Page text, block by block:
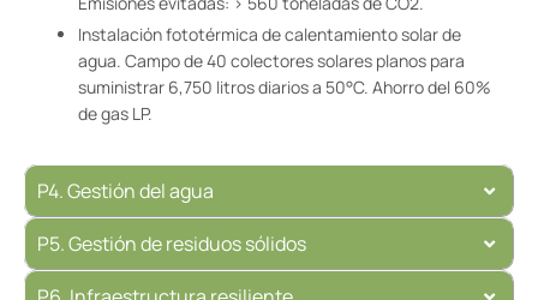
Instalación fototérmica de calentamiento solar de
agua. Campo de 40 colectores solares planos para
suministrar 6,750 litros diarios a 50°C. Ahorro del 60%
de gas LP.
P4. Gestión del agua
P5. Gestión de residuos sólidos